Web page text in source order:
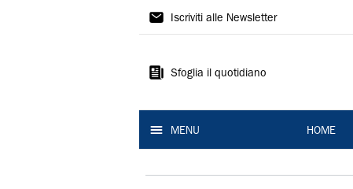
La
Ferrara
Iscriviti alle Newsletter
Sfoglia il quotidiano
MENU HOME